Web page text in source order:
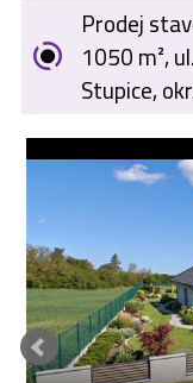
KARIÉRA
KONTAKT
O NÁS
Prodej
1050 m²,
Stupice,